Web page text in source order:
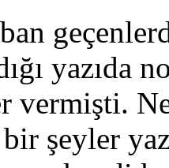
vermişti.
şeyler